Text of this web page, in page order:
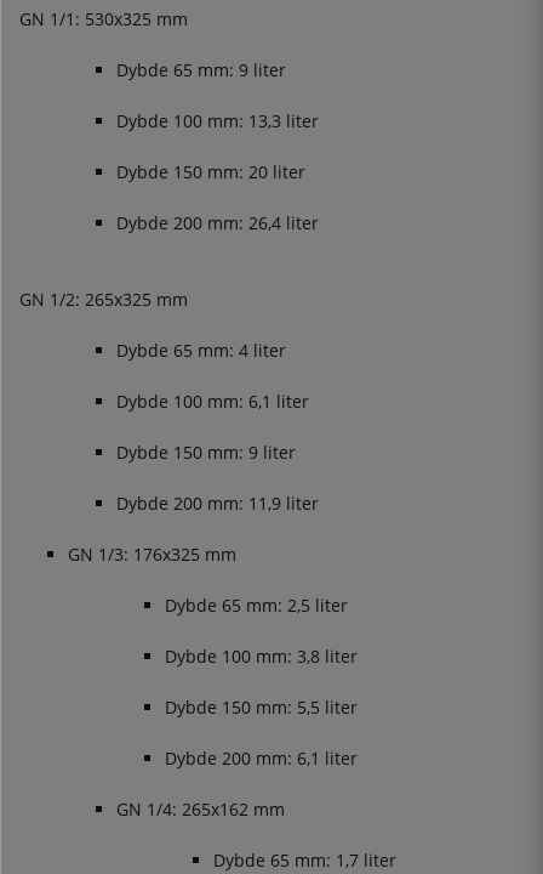
GN 1/1: 530x325 mm
Dybde 65 mm: 9 liter
Dybde 100 mm: 13,3 liter
Dybde 150 mm: 20 liter
Dybde 200 mm: 26,4 liter
GN 1/2: 265x325 mm
Dybde 65 mm: 4 liter
Dybde 100 mm: 6,1 liter
Dybde 150 mm: 9 liter
Dybde 200 mm: 11,9 liter
GN 1/3: 176x325 mm
Dybde 65 mm: 2,5 liter
Dybde 100 mm: 3,8 liter
Dybde 150 mm: 5,5 liter
Dybde 200 mm: 6,1 liter
GN 1/4: 265x162 mm
Dybde 65 mm: 1,7 liter